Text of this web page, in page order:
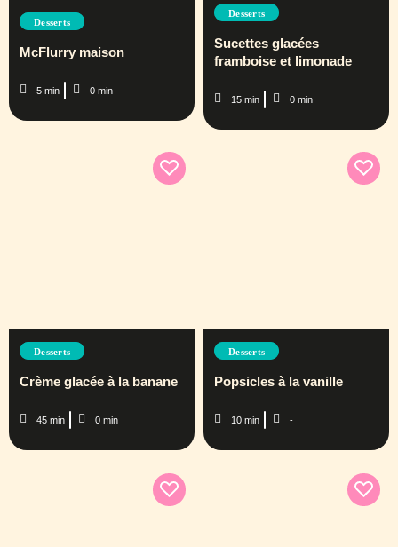
Desserts
McFlurry maison
5 min 0 min
Desserts
Sucettes glacées
framboise et limonade
15 min 0 min
Desserts
Crème glacée à la banane
45 min 0 min
Desserts
Popsicles à la vanille
10 min -